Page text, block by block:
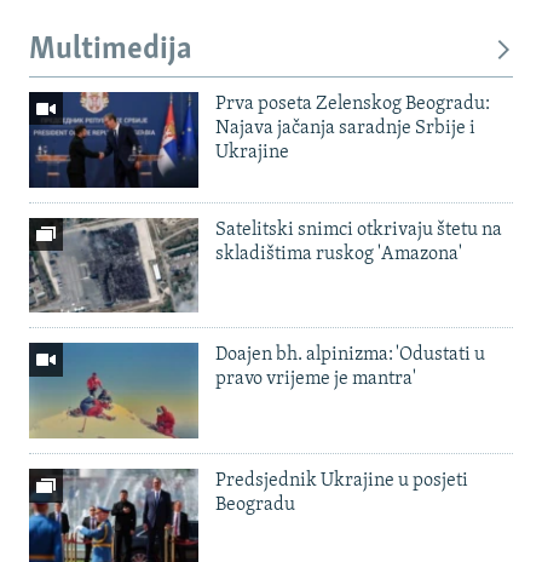
Multimedija
Prva poseta Zelenskog Beogradu:
Najava jačanja saradnje Srbije i
Ukrajine
Satelitski snimci otkrivaju štetu na
skladištima ruskog 'Amazona'
Doajen bh. alpinizma: 'Odustati u
pravo vrijeme je mantra'
Predsjednik Ukrajine u posjeti
Beogradu